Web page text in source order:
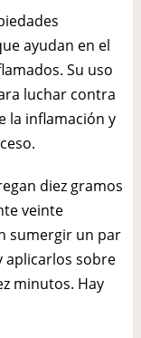
ayudan en el
Su uso
luchar contra
la inflamación y
diez gramos
veinte
sumergir un par
aplicarlos sobre
minutos. Hay